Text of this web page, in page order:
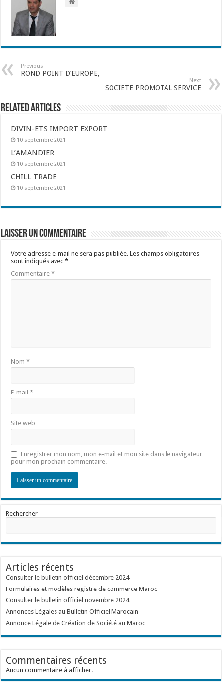
Previous
ROND POINT D’EUROPE,
Next
SOCIETE PROMOTAL SERVICE
Related Articles
DIVIN-ETS IMPORT EXPORT
10 septembre 2021
L’AMANDIER
10 septembre 2021
CHILL TRADE
10 septembre 2021
Laisser un commentaire
Votre adresse e-mail ne sera pas publiée. Les champs obligatoires
sont indiqués avec*
Commentaire*
Nom*
E-mail*
Site web
Enregistrer mon nom, mon e-mail et mon site dans le navigateur
pour mon prochain commentaire.
Rechercher
Articles récents
Consulter le bulletin officiel décembre 2024
Formulaires et modèles registre de commerce Maroc
Consulter le bulletin officiel novembre 2024
Annonces Légales au Bulletin Officiel Marocain
Annonce Légale de Création de Société au Maroc
Commentaires récents
Aucun commentaire à afficher.